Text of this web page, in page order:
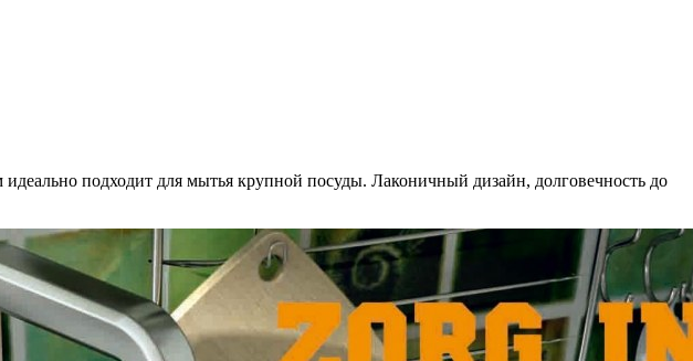
подходит для мытья крупной посуды. Лаконичный дизайн, долговечность до